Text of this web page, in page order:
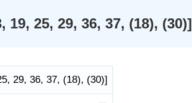
19, 25, 29, 36, 37, (18), (30)]
, 29, 36, 37, (18), (30)]